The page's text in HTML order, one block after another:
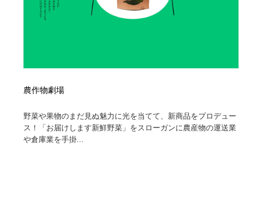
農作物劇場
野菜や果物のまだ見ぬ魅力に光を当てて、新商品をプロデュー
ス！「お届けします新鮮野菜」をスローガンに農産物の運送業
や倉庫業を手掛...